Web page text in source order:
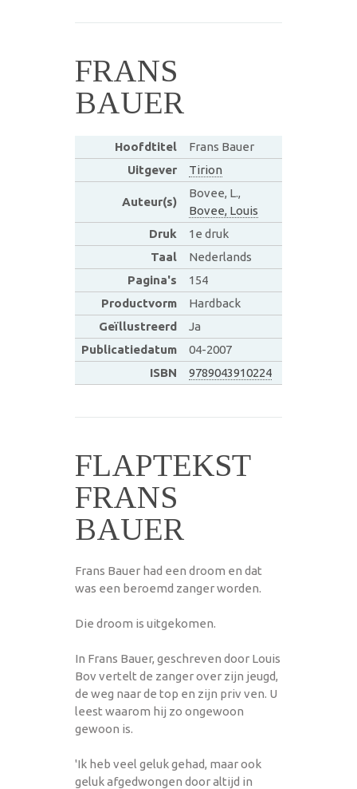
FRANS
BAUER
Hoofdtitel
Frans Bauer
Uitgever
Tirion
Auteur(s)
Bovee, L.,
Bovee, Louis
Druk
1e druk
Taal
Nederlands
Pagina's
154
Productvorm
Hardback
Geïllustreerd
Ja
Publicatiedatum
04-2007
ISBN
9789043910224
FLAPTEKST
FRANS
BAUER
Frans Bauer had een droom en dat
was een beroemd zanger worden.
Die droom is uitgekomen.
In Frans Bauer, geschreven door Louis
Bov vertelt de zanger over zijn jeugd,
de weg naar de top en zijn priv ven. U
leest waarom hij zo ongewoon
gewoon is.
'Ik heb veel geluk gehad, maar ook
geluk afgedwongen door altijd in